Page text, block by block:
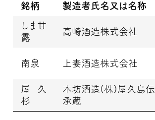
銘柄 製造者氏名又は名称
しま甘
露
高崎酒造株式会社
南泉 上妻酒造株式会社
屋久
杉
本坊酒造(株)屋久島伝
承蔵